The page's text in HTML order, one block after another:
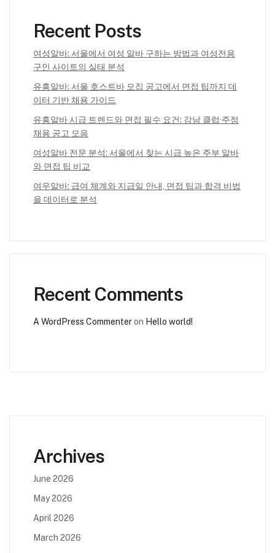
Recent Posts
여성알바: 서울에서 여성 알바 구하는 방법과 여성전용
구인 사이트의 실태 분석
유흥알바: 서울 호스트바 모집 공고에서 면접 팁까지 데
이터 기반 채용 가이드
유흥알바 시급 트렌드와 면접 필수 요건: 강남 클럽·주점
채용 공고 모음
여성알바 전문 분석: 서울에서 찾는 시급 높은 주부 알바
와 면접 팁 비교
여우알바: 급여 체계와 지급일 안내, 면접 팁과 합격 비법
을 데이터로 분석
Recent Comments
A WordPress Commenteron Hello world!
Archives
June 2026
May 2026
April 2026
March 2026